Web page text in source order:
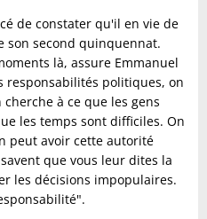
de constater qu'il en vie de
son second quinquennat.
là, assure Emmanuel
responsabilités politiques, on
à ce que les gens
les temps sont difficiles. On
peut avoir cette autorité
que vous leur dites la
les décisions impopulaires.